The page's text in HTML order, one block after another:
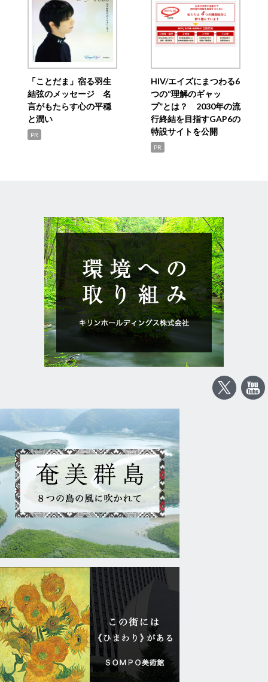
「ことだま」宿る羽生
結弦のメッセージ 名
言がもたらす心の平穏
と潤い
PR
HIV/エイズにまつわる6
つの“理解のギャッ
プ”とは？ 2030年の流
行終結を目指すGAP6の
特設サイトを公開
PR